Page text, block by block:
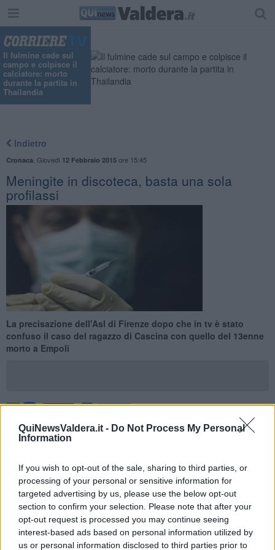
QuiNewsValdera.it - Do Not Process My Personal
Information
If you wish to opt-out of the sale, sharing to third parties, or
processing of your personal or sensitive information for
targeted advertising by us, please use the below opt-out
section to confirm your selection. Please note that after your
opt-out request is processed you may continue seeing
interest-based ads based on personal information utilized by
us or personal information disclosed to third parties prior to
Il fulmine cade sul
campo e colpisce il
calciatore: morto
durante la partita in
Thailandia
Indietro
Cronaca Giovedì 12 Febbraio 2015ore 15:45
​Meningite in discoteca, basta una sola
profilassi
La precisazione dell'Asl di Firenze dopo che in tv è stato
confuso il caso del ragazzo di Cascina con quello del 13enne
morto a Empoli
PISA —È corretta e non deve essere assolutamente ripetuta la
profilassiantibiotica contro la
state alla discoteca Yab di via Sassetti a Firenze. La precisazione
arriva direttamente dall’Asl di Firenze, dopo che un servizio
televisivo su scala regionale ha confuso il caso delragazzo di 17
anni di Cascinaricoverato a Cisanello per meningite che era
appunto stato a ballare nel locale fiorentino, con quello del13enne
di Bassamorto al San Giuseppe di Empoli la notte di sabato 7
febbraio a causa della stessa infezione.